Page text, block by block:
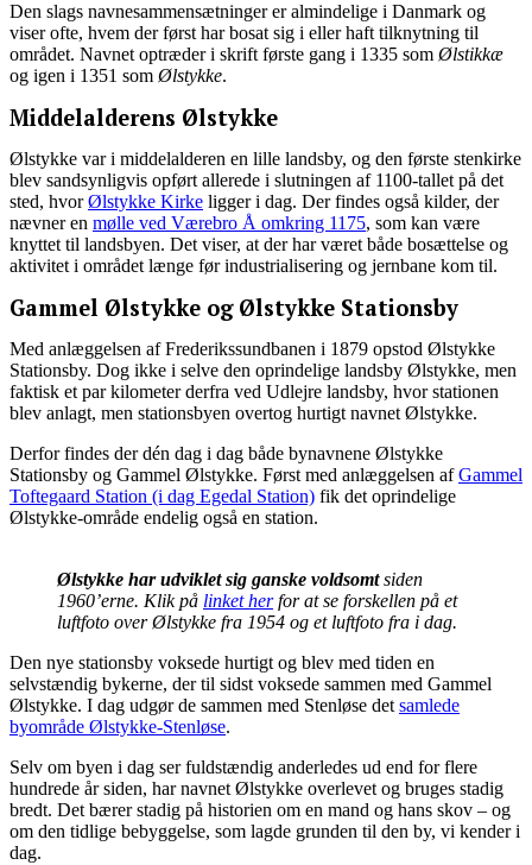
Den slags navnesammensætninger er almindelige i Danmark og
viser ofte, hvem der først har bosat sig i eller haft tilknytning til
området. Navnet optræder i skrift første gang i 1335 som Ølstikkæ
og igen i 1351 som Ølstykke.
Middelalderens Ølstykke
Ølstykke var i middelalderen en lille landsby, og den første stenkirke
blev sandsynligvis opført allerede i slutningen af 1100-tallet på det
sted, hvorØlstykke Kirke ligger i dag. Der findes også kilder, der
nævner en mølle ved Værebro Å omkring 1175, som kan være
knyttet til landsbyen. Det viser, at der har været både bosættelse og
aktivitet i området længe før industrialisering og jernbane kom til.
Gammel Ølstykke og Ølstykke Stationsby
Med anlæggelsen af Frederikssundbanen i 1879 opstod Ølstykke
Stationsby. Dog ikke i selve den oprindelige landsby Ølstykke, men
faktisk et par kilometer derfra ved Udlejre landsby, hvor stationen
blev anlagt, men stationsbyen overtog hurtigt navnet Ølstykke.
Derfor findes der dén dag i dag både bynavnene Ølstykke
Stationsby og Gammel Ølstykke. Først med anlæggelsen afGammel
Toftegaard Station (i dag Egedal Station) fik det oprindelige
Ølstykke-område endelig også en station.
Ølstykke har udviklet sig ganske voldsomtsiden
1960’erne. Klik på linket herfor at se forskellen på et
luftfoto over Ølstykke fra 1954 og et luftfoto fra i dag.
Den nye stationsby voksede hurtigt og blev med tiden en
selvstændig bykerne, der til sidst voksede sammen med Gammel
Ølstykke. I dag udgør de sammen med Stenløse det samlede
byområde Ølstykke-Stenløse.
Selv om byen i dag ser fuldstændig anderledes ud end for flere
hundrede år siden, har navnet Ølstykke overlevet og bruges stadig
bredt. Det bærer stadig på historien om en mand og hans skov – og
om den tidlige bebyggelse, som lagde grunden til den by, vi kender i
dag.